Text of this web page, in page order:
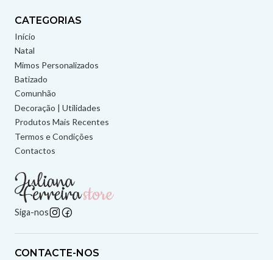
CATEGORIAS
Início
Natal
Mimos Personalizados
Batizado
Comunhão
Decoração | Utilidades
Produtos Mais Recentes
Termos e Condições
Contactos
Siga-nos
CONTACTE-NOS